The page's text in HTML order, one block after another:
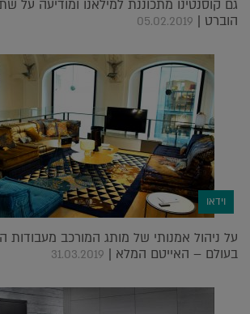
גם קוסנטינו מתכוננת למילאנו ומודיעה על
הוברט | 05.02.2019
וידאו
על ניהול אמנותי של מותג המורכב מעבודות
בעולם – האייטם המלא | 31.03.2019